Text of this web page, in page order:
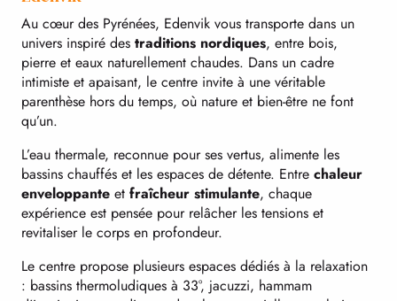
Au cœur des Pyrénées, Edenvik vous transporte dans un
univers inspiré des traditions nordiques, entre bois,
pierre et eaux naturellement chaudes. Dans un cadre
intimiste et apaisant, le centre invite à une véritable
parenthèse hors du temps, où nature et bien-être ne font
qu’un.
L’eau thermale, reconnue pour ses vertus, alimente les
bassins chauffés et les espaces de détente. Entre chaleur
enveloppante et fraîcheur stimulante, chaque
expérience est pensée pour relâcher les tensions et
revitaliser le corps en profondeur.
Le centre propose plusieurs espaces dédiés à la relaxation
: bassins thermoludiques à 33°, jacuzzi, hammam